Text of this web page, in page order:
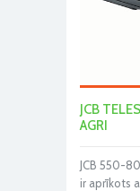
JCB
AGRI
JCB 550-
ir aprīkots